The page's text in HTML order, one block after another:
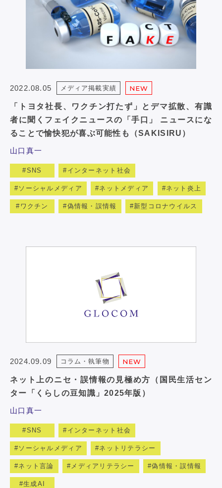
2022.08.05 メディア掲載実績 NEW
「トヨタ社長、ワクチン打たず」とデマ拡散、有識
者に聞くフェイクニュースの「手口」 ニュースにな
ることで愉快犯が喜ぶ可能性も（SAKISIRU）
山口真一
SNS インターネット社会
ソーシャルメディア ネットメディア ネット炎上
ワクチン 偽情報・誤情報 新型コロナウイルス
2024.09.09 コラム・執筆物 NEW
ネット上のニセ・誤情報の見極め方（国民生活セン
ター「くらしの豆知識」2025年版）
山口真一
SNS インターネット社会
ソーシャルメディア ネットリテラシー
ネット言論 メディアリテラシー 偽情報・誤情報
生成AI